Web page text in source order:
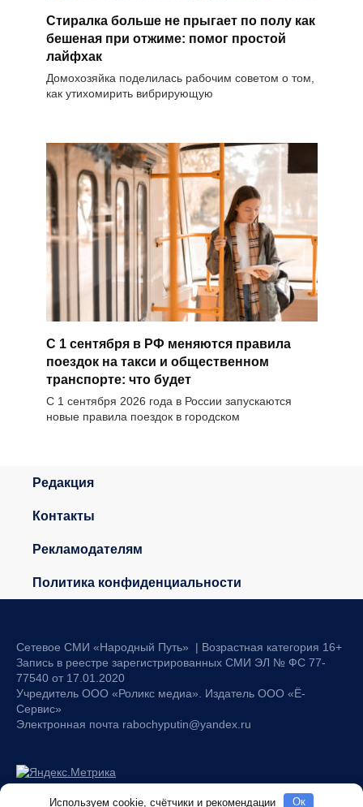
Стиралка больше не прыгает по полу как
бешеная при отжиме: помог простой
лайфхак
Домохозяйка поделилась рабочим советом о том,
как утихомирить вибрирующую
С 1 сентября в РФ меняются правила
поездок на такси и общественном
транспорте: что будет
С 1 сентября 2026 года в России запускаются
новые правила поездок в городском
Редакция
Контакты
Рекламодателям
Политика конфиденциальности
Сетевое СМИ «Народный Путь» | Возрастная категория 16+
Запись в реестре зарегистрированных СМИ ЭЛ № ФС 77-
77540 от 17.01.2020
Учредитель ООО «Роликс медиа». Издатель ООО «Ё-
Сервис»
Электронная почта rabochyputin@yandex.ru
Используем cookie, счётчики и рекомендации Oк